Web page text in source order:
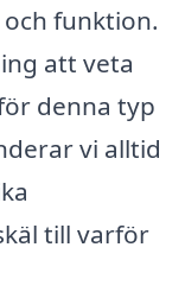
funktion.
att veta
denna typ
vi alltid
till varför